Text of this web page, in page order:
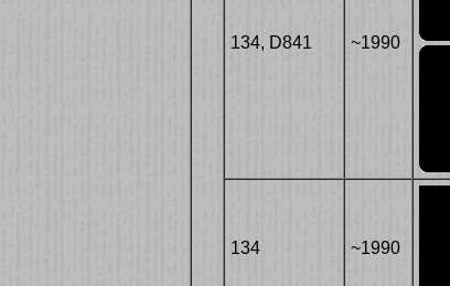
134, D841 ~1990
134 ~1990